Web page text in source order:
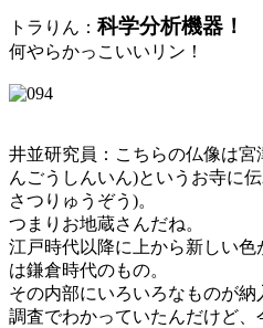
トラりん： 科学分析機器！
何やらかっこいいリン！
井並研究員：こちらの仏像は宮
んごうしんいん)というお寺に
さつりゅうぞう)。
つまりお地蔵さんだね。
江戸時代以降に上から新しい
は鎌倉時代のもの。
その内部にいろいろなものが
調査でわかっていたんだけど